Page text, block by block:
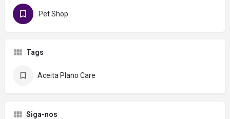
Pet Shop
Tags
Aceita Plano Care
Siga-nos